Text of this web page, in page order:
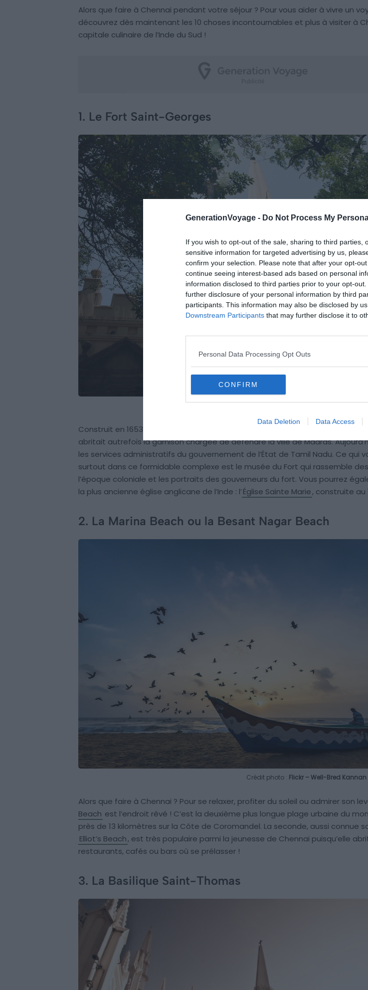
GenerationVoyage - Do Not Process My
If you wish to opt-out of the sale, sharing to third parties,
sensitive information for targeted advertising by us,
confirm your selection. Please note that after your opt-
continue seeing interest-based ads based on personal
information disclosed to third parties prior to your opt-
further disclosure of your personal information by third
participants. This information may also be disclosed by
Downstream Participants that may further disclose it to
Personal Data Processing Opt Outs
CONFIRM
Data Deletion Data Access
Alors que faire à Chennai pendant votre séjour ? Pour vous aider à vivre un
découvrez dès maintenant les 10 choses incontournables et plus à visiter à
capitale culinaire de l’Inde du Sud !
1. Le Fort Saint-Georges
Crédit photo :
Construit en 1653 par la Compagnie anglaise des Indes orientales, le
abritait autrefois la garnison chargée de défendre la ville de Madras.
les services administratifs du gouvernement de l’État de Tamil Nadu. Ce qui
surtout dans ce formidable complexe est le musée du Fort qui rassemble
l’époque coloniale et les portraits des gouverneurs du fort. Vous pourrez
la plus ancienne église anglicane de l’Inde : l’Église Sainte Marie, construite au
2. La Marina Beach ou la Besant Nagar Beach
Crédit photo : Flickr – Well-Bred
Alors que faire à Chennai ? Pour se relaxer, profiter du soleil ou admirer son
Beach est l’endroit rêvé ! C’est la deuxième plus longue plage urbaine du
près de 13 kilomètres sur la Côte de Coromandel. La seconde, aussi connue
Elliot’s Beach, est très populaire parmi la jeunesse de Chennai puisqu’elle
restaurants, cafés ou bars où se prélasser !
3. La Basilique Saint-Thomas